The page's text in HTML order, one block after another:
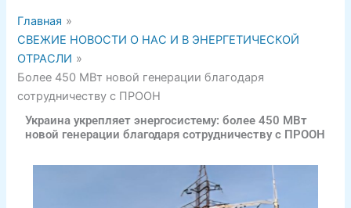
Главная
СВЕЖИЕ НОВОСТИ О НАС И В ЭНЕРГЕТИЧЕСКОЙ
ОТРАСЛИ
Более 450 МВт новой генерации благодаря
сотрудничеству с ПРООН
Украина укрепляет энергосистему: более 450 МВт
новой генерации благодаря сотрудничеству с ПРООН